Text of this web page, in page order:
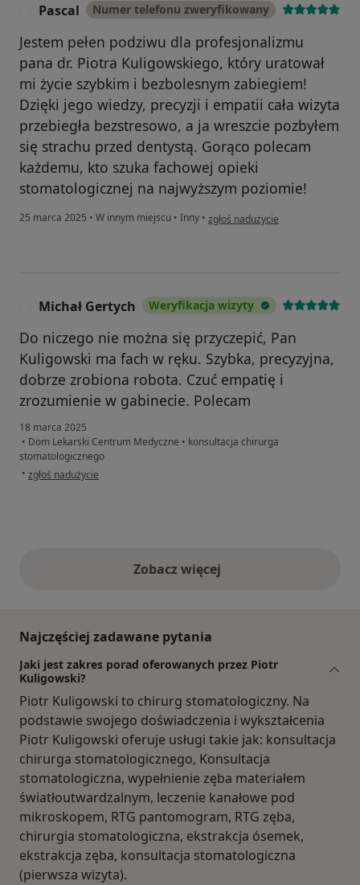
Pascal Numer telefonu zweryfikowany
Jestem pełen podziwu dla profesjonalizmu
pana dr. Piotra Kuligowskiego, który uratował
mi życie szybkim i bezbolesnym zabiegiem!
Dzięki jego wiedzy, precyzji i empatii cała wizyta
przebiegła bezstresowo, a ja wreszcie pozbyłem
się strachu przed dentystą. Gorąco polecam
każdemu, kto szuka fachowej opieki
stomatologicznej na najwyższym poziomie!
25 marca 2025 • W innym miejscu • Inny • w opinii użytkownika Pascal
zgłoś nadużycie
Michał Gertych Weryfikacja wizyty
Do niczego nie można się przyczepić, Pan
Kuligowski ma fach w ręku. Szybka, precyzyjna,
dobrze zrobiona robota. Czuć empatię i
zrozumienie w gabinecie. Polecam
18 marca 2025
• Dom Lekarski Centrum Medyczne • konsultacja chirurga
stomatologicznego
• w opinii użytkownika Michał Gertych
zgłoś nadużycie
Zobacz więcejopinie powyżej
Najczęściej zadawane pytania
Jaki jest zakres porad oferowanych przez Piotr
Kuligowski?
Piotr Kuligowski to chirurg stomatologiczny. Na
podstawie swojego doświadczenia i wykształcenia
Piotr Kuligowski oferuje usługi takie jak: konsultacja
chirurga stomatologicznego, Konsultacja
stomatologiczna, wypełnienie zęba materiałem
światłoutwardzalnym, leczenie kanałowe pod
mikroskopem, RTG pantomogram, RTG zęba,
chirurgia stomatologiczna, ekstrakcja ósemek,
ekstrakcja zęba, konsultacja stomatologiczna
(pierwsza wizyta).